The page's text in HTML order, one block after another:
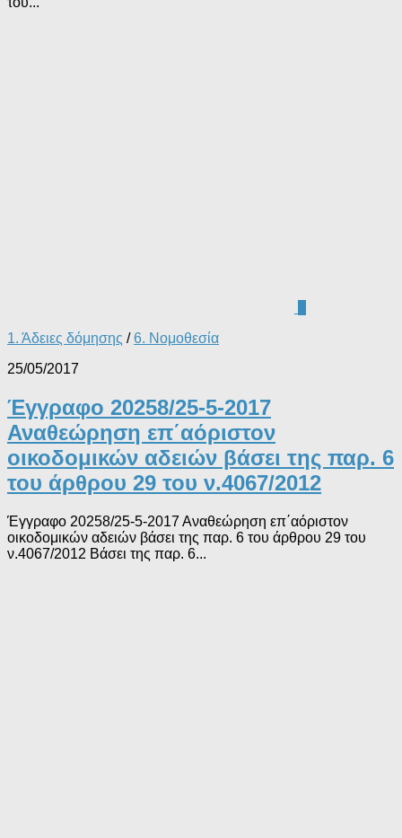
1. Άδειες δόμησης /6. Νομοθεσία
25/05/2017
Έγγραφο 20258/25-5-2017
Αναθεώρηση επ΄αόριστον
οικοδομικών αδειών βάσει της παρ. 6
του άρθρου 29 του ν.4067/2012
Έγγραφο 20258/25-5-2017 Αναθεώρηση επ΄αόριστον
οικοδομικών αδειών βάσει της παρ. 6 του άρθρου 29 του
ν.4067/2012 Βάσει της παρ. 6...